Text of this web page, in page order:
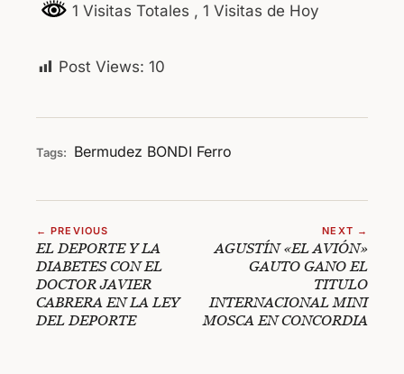
1 Visitas Totales , 1 Visitas de Hoy
Post Views: 10
Tags: Bermudez BONDI Ferro
← PREVIOUS
EL DEPORTE Y LA
DIABETES CON EL
DOCTOR JAVIER
CABRERA EN LA LEY
DEL DEPORTE
NEXT →
AGUSTÍN «EL AVIÓN»
GAUTO GANO EL
TITULO
INTERNACIONAL MINI
MOSCA EN CONCORDIA